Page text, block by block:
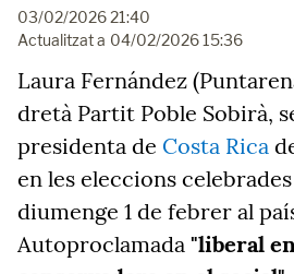
03/02/2026 21:40
Actualitzat a 04/02/2026 15:36
Laura Fernández
dretà Partit Poble Sobirà,
presidenta de Costa Rica
en les eleccions
diumenge 1 de febrer al
Autoproclamada "liberal